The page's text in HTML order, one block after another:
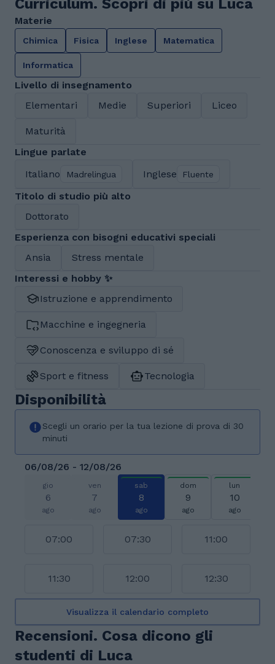
Curriculum. Scopri di più su Luca
Materie
Chimica Fisica Inglese Matematica
Informatica
Livello di insegnamento
Elementari
Medie Superiori Liceo
Maturità
Lingue parlate
Italiano
Madrelingua Inglese Fluente
Titolo di studio più alto
Dottorato
Esperienza con bisogni educativi speciali
Ansia
Stress mentale
Interessi e hobby ✨
Istruzione e apprendimento
Macchine e ingegneria
Conoscenza e sviluppo di sé
Sport e fitness Tecnologia
Disponibilità
Scegli un orario per la tua lezione di prova di 30
minuti
06/08/26 - 12/08/26
gio
6
ago
ven
7
ago
sab
8
ago
dom
9
ago
lun
10
ago
07:00 07:30 11:00
11:30 12:00 12:30
Visualizza il calendario completo
Recensioni. Cosa dicono gli
studenti di Luca